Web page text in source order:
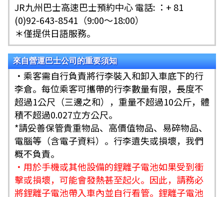
JR九州巴士高速巴士預約中心 電話: ：+ 81
(0)92-643-8541（9:00～18:00）
＊僅提供日語服務。
來自營運巴士公司的重要須知
・乘客需自行負責將行李裝入和卸入車底下的行
李倉。每位乘客可攜帶的行李數量有限，長度不
超過1公尺（三邊之和），重量不超過10公斤，體
積不超過0.027立方公尺。
*請妥善保管貴重物品、高價值物品、易碎物品、
電腦等（含電子資料）。行李遺失或損壞，我們
概不負責。
・用於手機或其他設備的鋰離子電池如果受到衝
擊或損壞，可能會發熱甚至起火。因此，請務必
將鋰離子電池帶入車內並自行看管。鋰離子電池